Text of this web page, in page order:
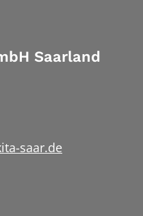
Saarland
saar.de